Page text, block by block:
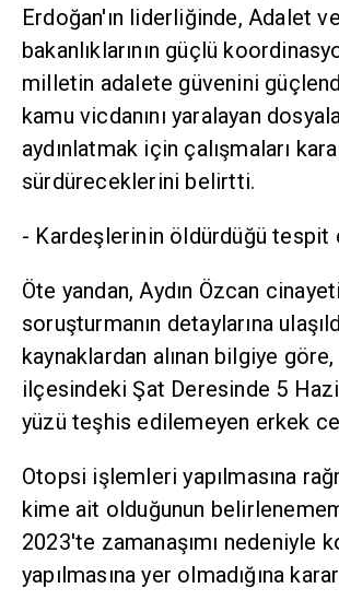
Erdoğan'ın liderliğinde, Adalet
bakanlıklarının güçlü
milletin adalete güvenini
kamu vicdanını yaralayan
aydınlatmak için çalışmaları
sürdüreceklerini belirtti.
- Kardeşlerinin öldürdüğü tespit
Öte yandan, Aydın Özcan
soruşturmanın detaylarına
kaynaklardan alınan bilgiye
ilçesindeki Şat Deresinde 5
yüzü teşhis edilemeyen erkek
Otopsi işlemleri yapılmasına
kime ait olduğunun
2023'te zamanaşımı nedeniyle
yapılmasına yer olmadığına